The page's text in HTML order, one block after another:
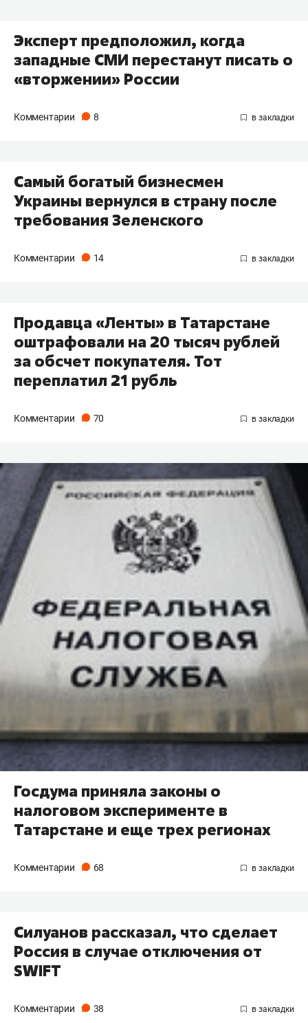
Эксперт предположил, когда
западные СМИ перестанут писать о
«вторжении» России
Комментарии 8
Самый богатый бизнесмен
Украины вернулся в страну после
требования Зеленского
Комментарии 14
Продавца «Ленты» в Татарстане
оштрафовали на 20 тысяч рублей
за обсчет покупателя. Тот
переплатил 21 рубль
Комментарии 70
Госдума приняла законы о
налоговом эксперименте в
Татарстане и еще трех регионах
Комментарии 68
Силуанов рассказал, что сделает
Россия в случае отключения от
SWIFT
Комментарии 38